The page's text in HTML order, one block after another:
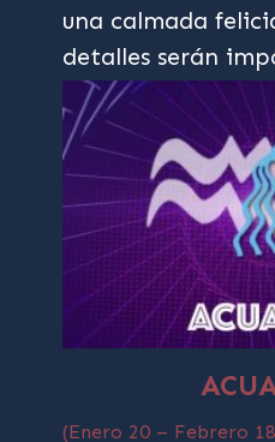
una calmada
detalles serán
(Enero 20 – Febrero